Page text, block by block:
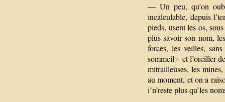
— Un peu, qu’on
incalculable, depuis
pieds, usent les os,
plus savoir son nom,
forces, les veilles,
sommeil – et l’oreiller
mitrailleuses, les
au moment, et on a
i’n’reste plus qu’les